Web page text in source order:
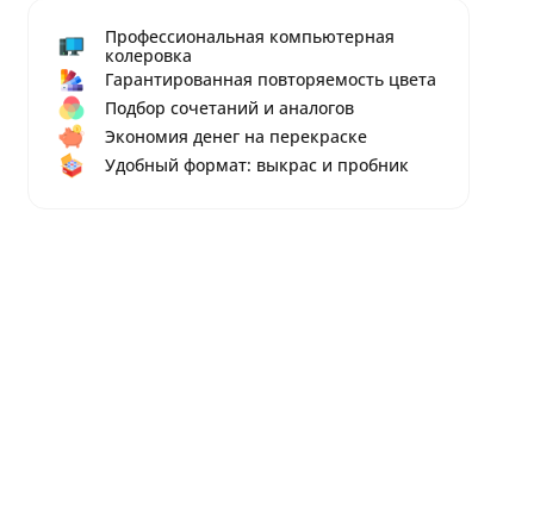
Профессиональная компьютерная
колеровка
Гарантированная повторяемость цвета
Подбор сочетаний и аналогов
Экономия денег на перекраске
Удобный формат: выкрас и пробник